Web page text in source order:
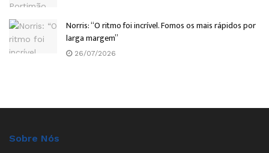
Norris: “O ritmo foi incrível. Fomos os mais rápidos por
larga margem”
26/07/2026
Sobre Nós